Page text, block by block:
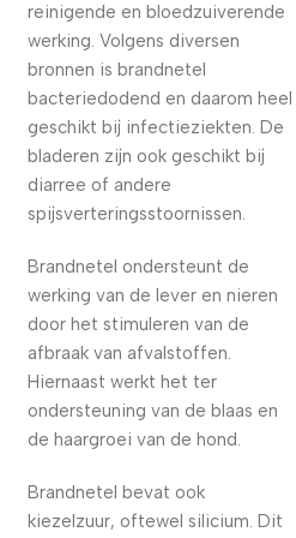
reinigende en bloedzuiverende
werking. Volgens diversen
bronnen is brandnetel
bacteriedodend en daarom heel
geschikt bij infectieziekten. De
bladeren zijn ook geschikt bij
diarree of andere
spijsverteringsstoornissen.
Brandnetel ondersteunt de
werking van de lever en nieren
door het stimuleren van de
afbraak van afvalstoffen.
Hiernaast werkt het ter
ondersteuning van de blaas en
de haargroei van de hond.
Brandnetel bevat ook
kiezelzuur, oftewel silicium. Dit